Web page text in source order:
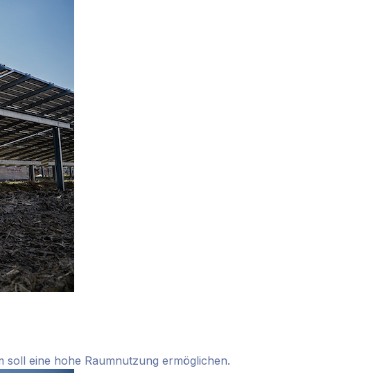
eine hohe Raumnutzung ermöglichen.